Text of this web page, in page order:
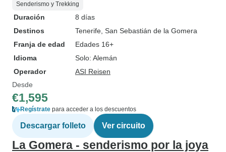
Senderismo y Trekking
Duración
8 días
Destinos
Tenerife , San Sebastián de la Gomera
Franja de edad
Edades 16+
Idioma
Solo: Alemán
Operador
ASI Reisen
Desde
€1,595
Regístrate para acceder a los descuentos
Descargar folleto Ver circuito
La Gomera - senderismo por la joya